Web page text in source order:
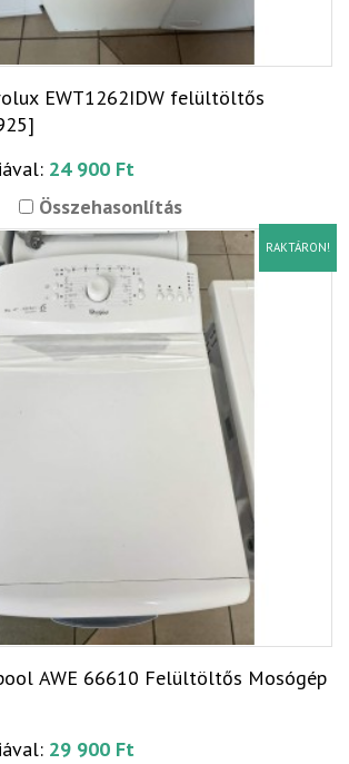
EWT1262IDW felültöltős
24 900 Ft
Összehasonlítás
RAKTÁRON!
AWE 66610 Felültöltős Mosógép
29 900 Ft